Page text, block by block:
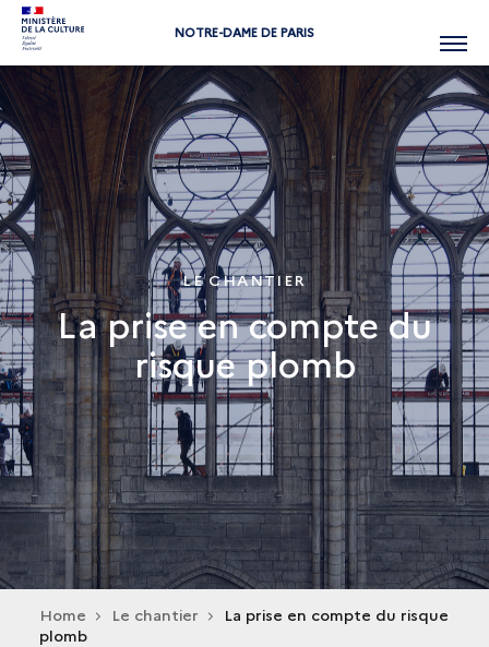
NOTRE-DAME DE PARIS Menu
LE CHANTIER
La prise en compte du
risque plomb
Home Le chantier
La prise en compte du risque
plomb